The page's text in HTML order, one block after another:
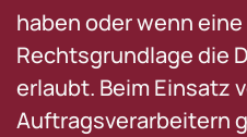
haben oder wenn
Rechtsgrundlage die
erlaubt. Beim Einsatz
Auftragsverarbeitern